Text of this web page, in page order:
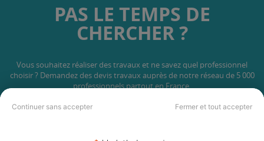
Continuer sans accepter Fermer et tout accepter
PAS LE TEMPS DE
CHERCHER ?
Vous souhaitez réaliser des travaux et ne savez quel professionnel
choisir ? Demandez des devis travaux auprès de notre réseau de 5 000
professionnels partout en France.